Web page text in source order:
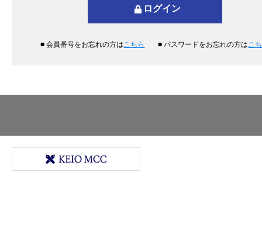
■ 会員番号をお忘れの方はこちら ■ パスワードをお忘れの方はこ